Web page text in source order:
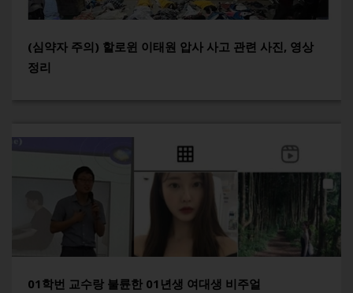
(심약자 주의) 할로윈 이태원 압사 사고 관련 사진, 영상
정리
01학번 교수랑 불륜한 01년생 여대생 비주얼